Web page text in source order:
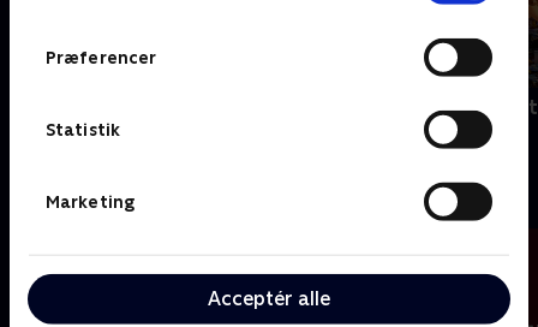
Præferencer
Statistik
Marketing
Acceptér alle
André Rieu: Welcome To My World
America's